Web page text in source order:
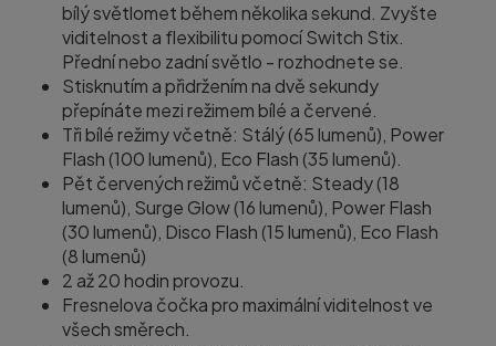
bílý světlomet během několika sekund. Zvyšte
viditelnost a flexibilitu pomocí Switch Stix.
Přední nebo zadní světlo - rozhodnete se.
Stisknutím a přidržením na dvě sekundy
přepínáte mezi režimem bílé a červené.
Tři bílé režimy včetně: Stálý (65 lumenů), Power
Flash (100 lumenů), Eco Flash (35 lumenů).
Pět červených režimů včetně: Steady (18
lumenů), Surge Glow (16 lumenů), Power Flash
(30 lumenů), Disco Flash (15 lumenů), Eco Flash
(8 lumenů)
2 až 20 hodin provozu.
Fresnelova čočka pro maximální viditelnost ve
všech směrech.